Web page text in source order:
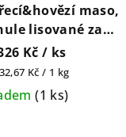
maso,
lisované za
2kg, 5kg,
15kg
Kč / ks
Kč / 1 kg
(1 ks)